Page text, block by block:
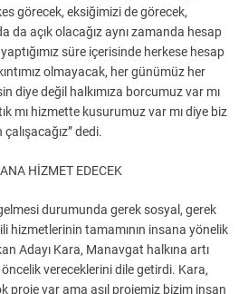
görecek, eksiğimizi de görecek,
da açık olacağız aynı zamanda hesap
süre içerisinde herkese hesap
olmayacak, her günümüz her
diye değil halkımıza borcumuz var mı
mı hizmette kusurumuz var mı diye biz
dedi.
HİZMET EDECEK
durumunda gerek sosyal, gerek
hizmetlerinin tamamının insana yönelik
Adayı Kara, Manavgat halkına artı
vereceklerini dile getirdi. Kara,
proje var ama asıl projemiz bizim insan